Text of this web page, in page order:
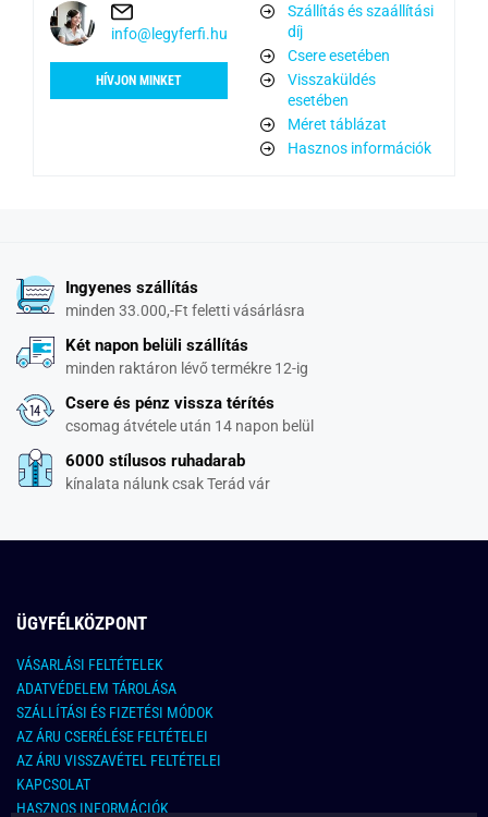
info@legyferfi.hu
HÍVJON MINKET
Szállítás és szaállítási
díj
Csere esetében
Visszaküldés
esetében
Méret táblázat
Hasznos információk
Ingyenes szállítás
minden 33.000,-Ft feletti vásárlásra
Két napon belüli szállítás
minden raktáron lévő termékre 12-ig
Csere és pénz vissza térítés
csomag átvétele után 14 napon belül
6000 stílusos ruhadarab
kínalata nálunk csak Terád vár
ÜGYFÉLKÖZPONT
VÁSARLÁSI FELTÉTELEK
ADATVÉDELEM TÁROLÁSA
SZÁLLÍTÁSI ÉS FIZETÉSI MÓDOK
AZ ÁRU CSERÉLÉSE FELTÉTELEI
AZ ÁRU VISSZAVÉTEL FELTÉTELEI
KAPCSOLAT
HASZNOS INFORMÁCIÓK